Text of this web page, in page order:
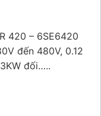
420 – 6SE6420
đến 480V, 0.12
đối…..